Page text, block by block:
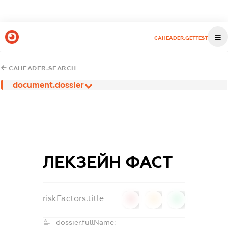
CAHEADER.GETTEST
CAHEADER.SEARCH
document.dossier
ЛЕКЗЕЙН ФАСТ
riskFactors.title
dossier.fullName: